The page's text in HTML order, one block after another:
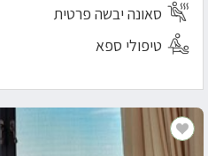
סאונה יבשה פרטית
טיפולי ספא